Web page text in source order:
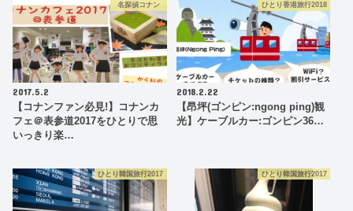
名探偵コナン
2017.5.2
【コナンファン必見!】コナンカ
フェ＠表参道2017をひとりで思
いっきり楽…
ひとり香港旅行2018
2018.2.22
【昂坪(ゴンピン:ngong ping)観
光】ケーブルカー:ゴンピン36…
ひとり韓国旅行2017 ひとり韓国旅行2017